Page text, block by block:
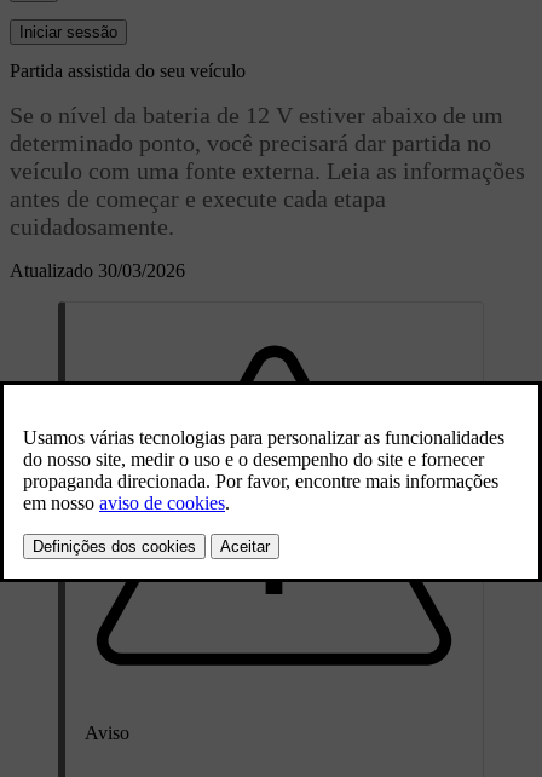
Iniciar sessão
Atualizado 30/03/2026
Partida assistida do seu veículo
Se o nível da bateria de 12 V estiver abaixo de um
determinado ponto, você precisará dar partida no
veículo com uma fonte externa. Leia as informações
antes de começar e execute cada etapa
cuidadosamente.
Aviso